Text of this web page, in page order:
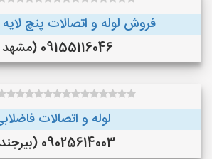
فروش لوله و اتصالات پنچ
09155116046 (مشهد )
لوله و اتصالات
09025614003 (بیرجند )